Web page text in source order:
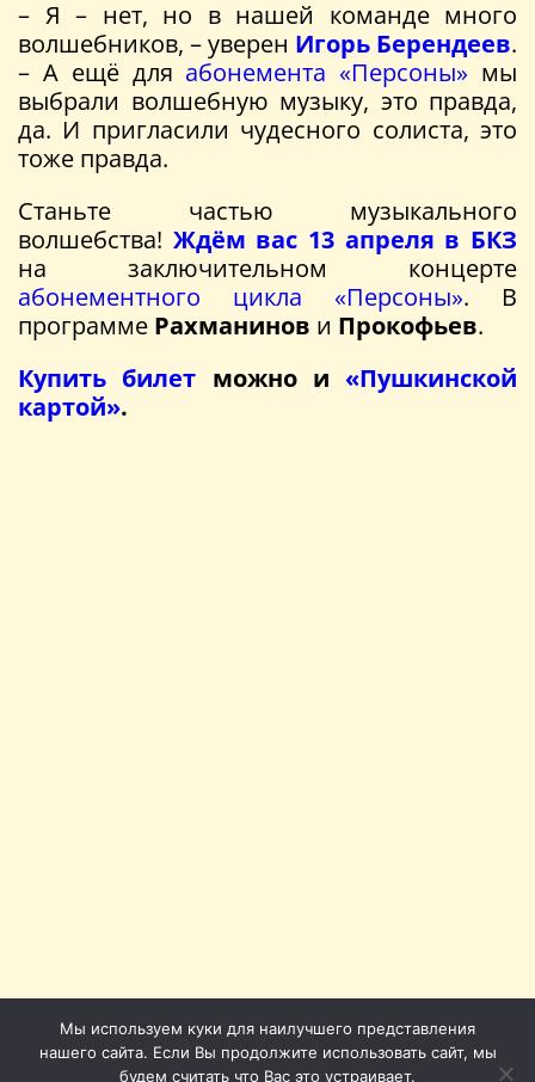
– Я – нет, но в нашей команде много
волшебников, – уверен Игорь Берендеев.
– А ещё для абонемента «Персоны» мы
выбрали волшебную музыку, это правда,
да. И пригласили чудесного солиста, это
тоже правда.
Станьте частью музыкального
волшебства! Ждём вас 13 апреля в БКЗ
на заключительном концерте
абонементного цикла «Персоны». В
программе Рахманинов и Прокофьев.
Купить билет можно и «Пушкинской
картой».
Мы используем куки для наилучшего представления
нашего сайта. Если Вы продолжите использовать сайт, мы
будем считать что Вас это устраивает.